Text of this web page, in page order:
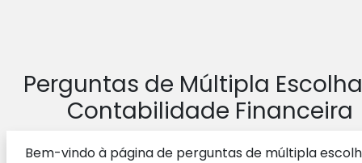
Perguntas de Múltipla
Contabilidade Financeira
Bem-vindo à página de perguntas de múltipla